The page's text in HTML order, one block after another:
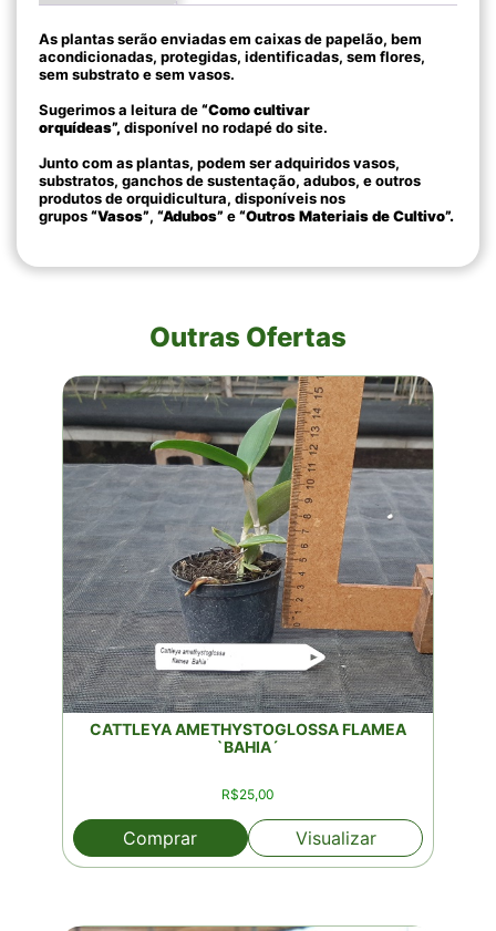
As plantas serão enviadas em caixas de papelão, bem
acondicionadas, protegidas, identificadas, sem flores,
sem substrato e sem vasos.
Sugerimos a leitura de“Como cultivar
orquídeas”, disponível no rodapé do site.
Junto com as plantas, podem ser adquiridos vasos,
substratos, ganchos de sustentação, adubos, e outros
produtos de orquidicultura, disponíveis nos
grupos“Vasos”, “Adubos” e“Outros Materiais de Cultivo”.
Outras Ofertas
CATTLEYA AMETHYSTOGLOSSA FLAMEA
`BAHIA´
R$25,00
Comprar Visualizar